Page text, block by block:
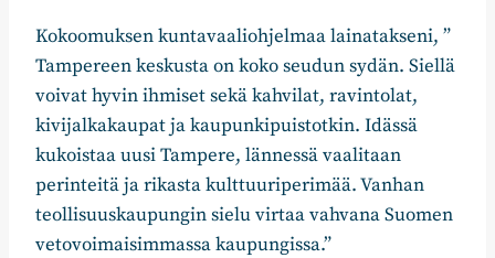
Kokoomuksen kuntavaaliohjelmaa lainatakseni, ”
Tampereen keskusta on koko seudun sydän. Siellä
voivat hyvin ihmiset sekä kahvilat, ravintolat,
kivijalkakaupat ja kaupunkipuistotkin. Idässä
kukoistaa uusi Tampere, lännessä vaalitaan
perinteitä ja rikasta kulttuuriperimää. Vanhan
teollisuuskaupungin sielu virtaa vahvana Suomen
vetovoimaisimmassa kaupungissa.”